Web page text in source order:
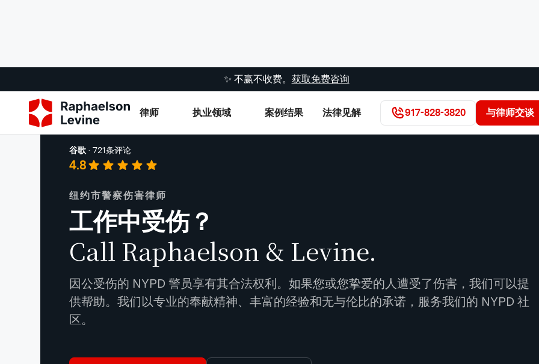
✨ 不赢不收费。 获取免费咨询
律师 执业领域 案例结果 法律见解 917-828-3820
与律师交谈
工伤
谷歌 · 721条评论
4.8
纽约市警察伤害律师
工作中受伤？
Call Raphaelson & Levine.
因公受伤的 NYPD 警员享有其合法权利。如果您或您挚爱的人遭受了伤害，我们可以提
供帮助。我们以专业的奉献精神、丰富的经验和无与伦比的承诺，服务我们的 NYPD 社
区。